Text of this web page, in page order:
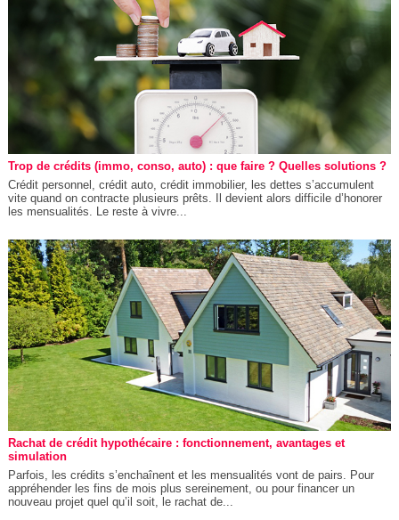
Trop de crédits (immo, conso, auto) : que faire ? Quelles solutions ?
Crédit personnel, crédit auto, crédit immobilier, les dettes s’accumulent
vite quand on contracte plusieurs prêts. Il devient alors difficile d’honorer
les mensualités. Le reste à vivre...
Rachat de crédit hypothécaire : fonctionnement, avantages et
simulation
Parfois, les crédits s’enchaînent et les mensualités vont de pairs. Pour
appréhender les fins de mois plus sereinement, ou pour financer un
nouveau projet quel qu’il soit, le rachat de...